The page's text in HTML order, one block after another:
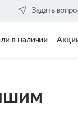
Задать
в наличии